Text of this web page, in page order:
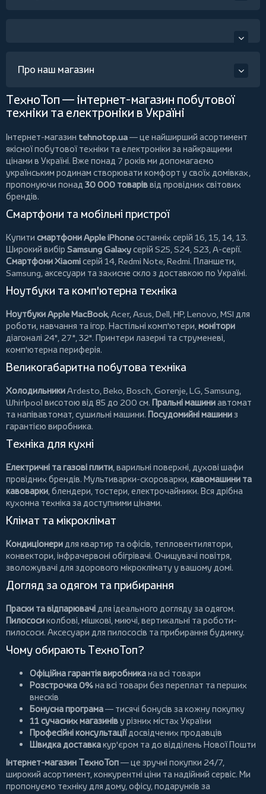
Про наш магазин
ТехноТоп — інтернет-магазин побутової
техніки та електроніки в Україні
Інтернет-магазин tehnotop.ua— це найширший асортимент
якісної побутової техніки та електроніки за найкращими
цінами в Україні. Вже понад 7 років ми допомагаємо
українським родинам створювати комфорт у своїх домівках,
пропонуючи понад 30 000 товаріввід провідних світових
брендів.
Смартфони та мобільні пристрої
Купити смартфони Apple iPhoneостанніх серій 16, 15, 14, 13.
Широкий вибір Samsung Galaxyсерій S25, S24, S23, A-серії.
Смартфони Xiaomiсерій 14, Redmi Note, Redmi. Планшети,
Samsung, аксесуари тазахисне скло з доставкою по Україні.
Ноутбуки та комп'ютерна техніка
Ноутбуки Apple MacBook,Acer,Asus,Dell,HP,Lenovo,MSI для
роботи, навчання та ігор. Настільні комп'ютери,монітори
діагоналі 24", 27", 32". Принтери лазерні та струменеві,
комп'ютерна периферія.
Великогабаритна побутова техніка
ХолодильникиArdesto,Beko,Bosch,Gorenje,LG,Samsung,
Whirlpool висотою від 85 до 200 см. Пральні машиниавтомат
та напівавтомат,сушильні машини. Посудомийні машиниз
гарантією виробника.
Техніка для кухні
Електричні та газові плити, варильні поверхні, духові шафи
провідних брендів. Мультиварки-скороварки,кавомашини та
кавоварки,блендери, тостери,електрочайники. Вся дрібна
кухонна техніка за доступними цінами.
Клімат та мікроклімат
Кондиціонеридля квартир та офісів, тепловентилятори,
конвектори,інфрачервоні обігрівачі. Очищувачі повітря,
зволожувачі для здорового мікроклімату у вашому домі.
Догляд за одягом та прибирання
Праски та відпарювачідля ідеального догляду за одягом.
Пилососиколбові,мішкові,миючі,вертикальні тароботи-
пилососи. Аксесуари для пилососів та прибирання будинку.
Чому обирають ТехноТоп?
Офіційна гарантія виробникана всі товари
Розстрочка 0%на всі товари без переплат та перших
внесків
Бонусна програма— тисячі бонусів за кожну покупку
11 сучасних магазиніву різних містах України
Професійні консультаціїдосвідчених продавців
Швидка доставкакур'єром та до відділень Нової Пошти
Інтернет-магазин ТехноТоп— це зручні покупки 24/7,
широкий асортимент, конкурентні ціни та надійний сервіс. Ми
пропонуємо техніку для дому, офісу, подарунків за